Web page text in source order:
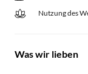
Nutzung des
Was wir lieben